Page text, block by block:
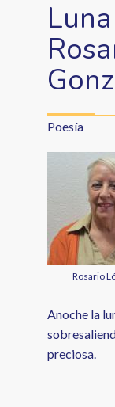
Poesía
Rosario
Anoche la
preciosa.